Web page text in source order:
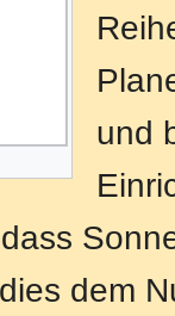
und
dem